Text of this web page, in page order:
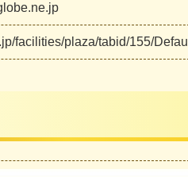
obe.ne.jp
jp/faci ities/p aza/tabid/155/Defau